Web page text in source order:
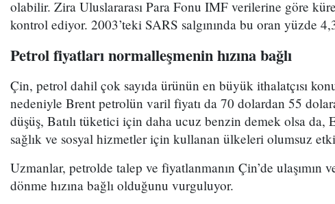
olabilir. Zira Uluslararası Para Fonu IMF verilerine göre
kontrol ediyor. 2003’teki SARS salgınında bu oran yüzde
Petrol fiyatları normalleşmenin hızına bağlı
Çin, petrol dahil çok sayıda ürünün en büyük ithalatçısı
nedeniyle Brent petrolün varil fiyatı da 70 dolardan 55
düşüş, Batılı tüketici için daha ucuz benzin demek olsa
sağlık ve sosyal hizmetler için kullanan ülkeleri olumsuz
Uzmanlar, petrolde talep ve fiyatlanmanın Çin’de
dönme hızına bağlı olduğunu vurguluyor.